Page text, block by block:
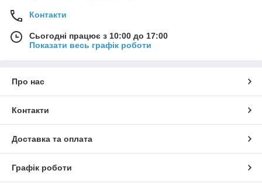
Контакти
Сьогодні працює з 10:00 до 17:00
Показати весь графік роботи
Про нас
Контакти
Доставка та оплата
Графік роботи